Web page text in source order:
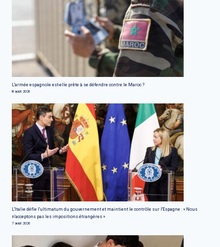
L'armée espagnole est-elle prête à se défendre contre le Maroc ?
8 août 2026
L'Italie défie l'ultimatum du gouvernement et maintient le contrôle sur l'Espagne : « Nous
n'acceptons pas les impositions étrangères »
7 août 2026